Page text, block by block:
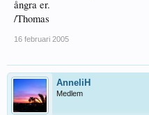
ångra er.
/Thomas
16 februari 2005
AnneliH
Medlem